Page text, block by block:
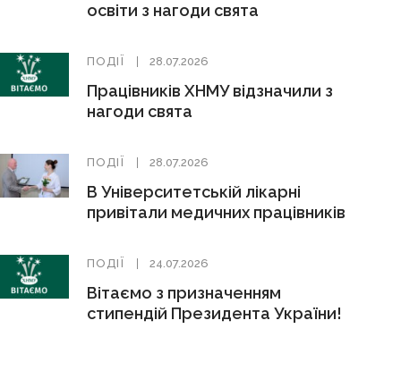
освіти з нагоди свята
ПОДІЇ 28.07.2026
Працівників ХНМУ відзначили з
нагоди свята
ПОДІЇ 28.07.2026
В Університетській лікарні
привітали медичних працівників
ПОДІЇ 24.07.2026
Вітаємо з призначенням
стипендій Президента України!